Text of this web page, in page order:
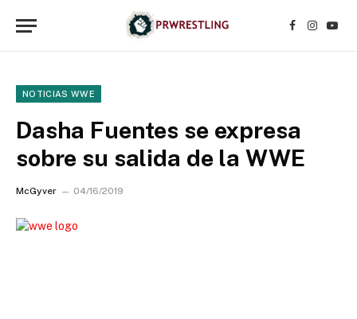
Facebook
NOTICIAS WWE
Dasha Fuentes se expresa
sobre su salida de la WWE
McGyver 04/16/2019